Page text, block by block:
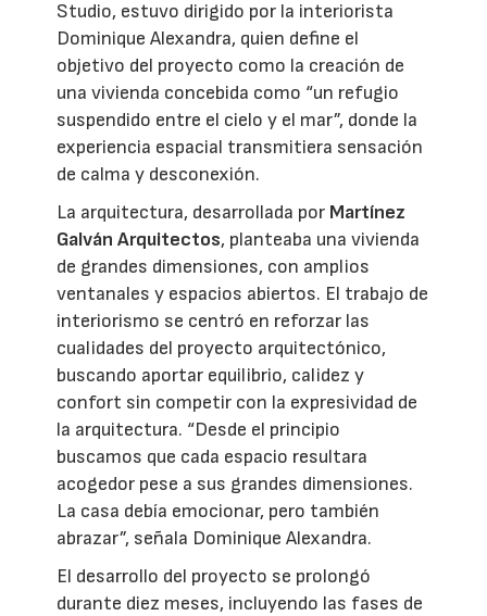
Studio, estuvo dirigido por la interiorista
Dominique Alexandra, quien define el
objetivo del proyecto como la creación de
una vivienda concebida como “un refugio
suspendido entre el cielo y el mar”, donde la
experiencia espacial transmitiera sensación
de calma y desconexión.
La arquitectura, desarrollada por Martínez
Galván Arquitectos, planteaba una vivienda
de grandes dimensiones, con amplios
ventanales y espacios abiertos. El trabajo de
interiorismo se centró en reforzar las
cualidades del proyecto arquitectónico,
buscando aportar equilibrio, calidez y
confort sin competir con la expresividad de
la arquitectura. “Desde el principio
buscamos que cada espacio resultara
acogedor pese a sus grandes dimensiones.
La casa debía emocionar, pero también
abrazar”, señala Dominique Alexandra.
El desarrollo del proyecto se prolongó
durante diez meses, incluyendo las fases de